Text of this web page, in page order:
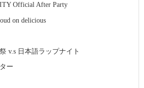
Official After Party
on delicious
v.s 日本語ラップナイト
ー